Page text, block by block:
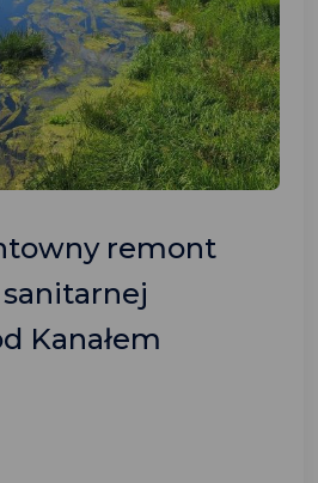
remont
Kanałem